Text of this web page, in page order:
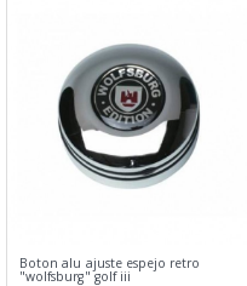
Boton alu ajuste espejo retro
"wolfsburg" golf iii